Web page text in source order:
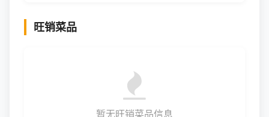
旺销菜品
暂无旺销菜品信息